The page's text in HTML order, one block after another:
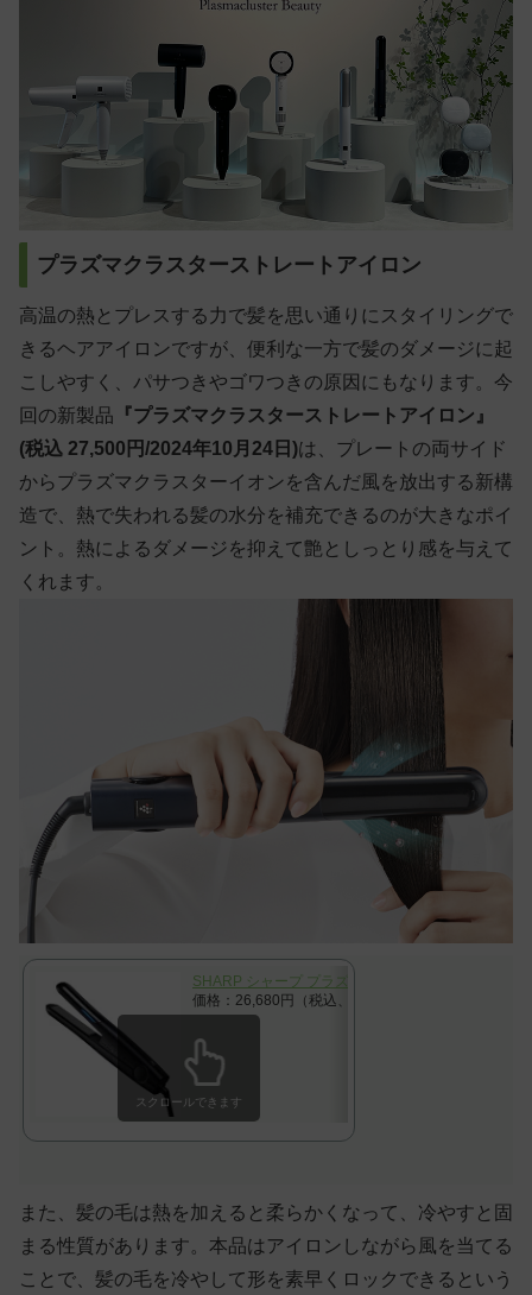
プラズマクラスターストレートアイロン
高温の熱とプレスする力で髪を思い通りにスタイリングで
きるヘアアイロンですが、便利な一方で髪のダメージに起
こしやすく、パサつきやゴワつきの原因にもなります。今
回の新製品 『プラズマクラスターストレートアイロン』
(税込 27,500円/2024年10月24日)は、プレートの両サイド
からプラズマクラスターイオンを含んだ風を放出する新構
造で、熱で失われる髪の水分を補充できるのが大きなポイ
ント。熱によるダメージを抑えて艶としっとり感を与えて
くれます。
SHARP シャープ プラズマクラスターストレートア
価格：26,680円（税込、送料無料)
スクロールできます
また、髪の毛は熱を加えると柔らかくなって、冷やすと固
まる性質があります。本品はアイロンしながら風を当てる
ことで、髪の毛を冷やして形を素早くロックできるという